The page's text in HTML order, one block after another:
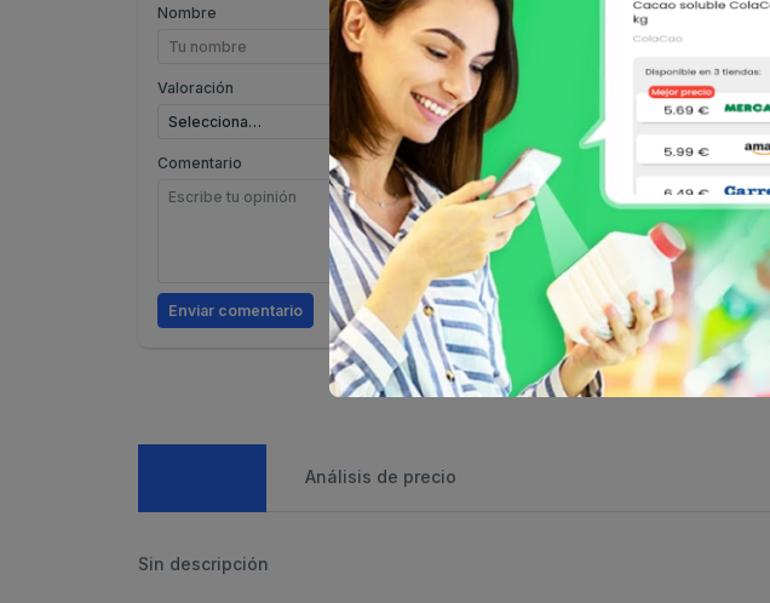
Nombre
Valoración
Comentario
Enviar comentario
Análisis de precio
Sin descripción